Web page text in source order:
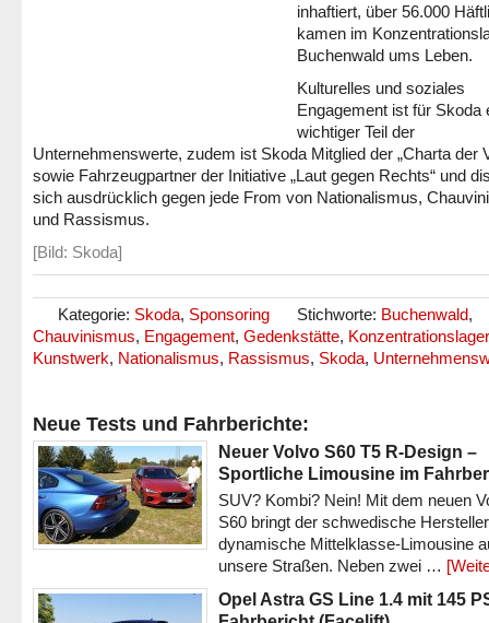
inhaftiert, über 56.000
kamen im
Buchenwald ums Leben.
Kulturelles und soziales
Engagement ist für Skoda
wichtiger Teil der
Unternehmenswerte, zudem ist Skoda Mitglied der „Charta der
sowie Fahrzeugpartner der Initiative „Laut gegen Rechts“ und
sich ausdrücklich gegen jede From von Nationalismus,
und Rassismus.
[Bild: Skoda]
Kategorie: Skoda, Sponsoring Stichworte: Buchenwald,
Chauvinismus, Engagement, Gedenkstätte, Konzentrationslager
Kunstwerk, Nationalismus, Rassismus, Skoda,
Neue Tests und Fahrberichte:
Neuer Volvo S60 T5 R-Design –
Sportliche Limousine im
SUV? Kombi? Nein! Mit dem neuen
S60 bringt der schwedische
dynamische Mittelklasse-Limousine
unsere Straßen. Neben zwei …
Opel Astra GS Line 1.4 mit 145